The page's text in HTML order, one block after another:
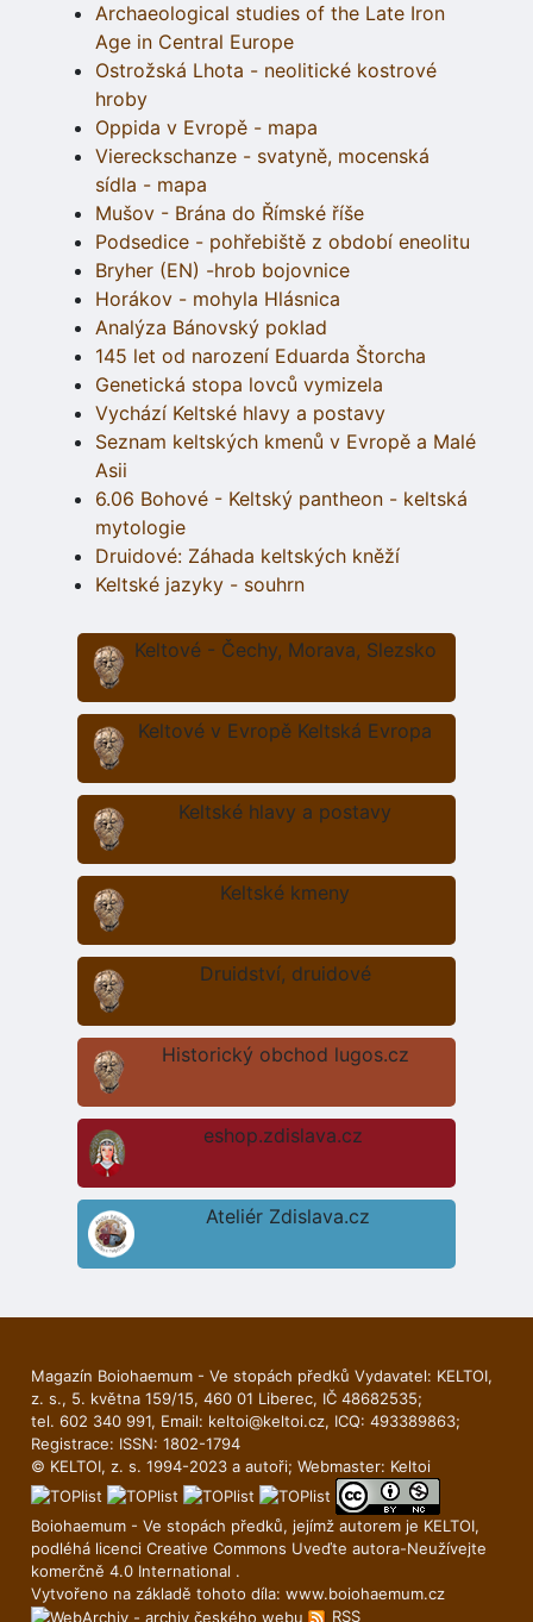
Archaeological studies of the Late Iron
Age in Central Europe
Ostrožská Lhota - neolitické kostrové
hroby
Oppida v Evropě - mapa
Viereckschanze - svatyně, mocenská
sídla - mapa
Mušov - Brána do Římské říše
Podsedice - pohřebiště z období eneolitu
Bryher (EN) -hrob bojovnice
Horákov - mohyla Hlásnica
Analýza Bánovský poklad
145 let od narození Eduarda Štorcha
Genetická stopa lovců vymizela
Vychází Keltské hlavy a postavy
Seznam keltských kmenů v Evropě a Malé
Asii
6.06 Bohové - Keltský pantheon - keltská
mytologie
Druidové: Záhada keltských kněží
Keltské jazyky - souhrn
Keltové - Čechy, Morava, Slezsko
Keltové v Evropě Keltská Evropa
Keltské hlavy a postavy
Keltské kmeny
Druidství, druidové
Historický obchod lugos.cz
eshop.zdislava.cz
Ateliér Zdislava.cz
Magazín Boiohaemum - Ve stopách předků Vydavatel: KELTOI,
z. s., 5. května 159/15, 460 01 Liberec, IČ 48682535;
tel. 602 340 991, Email: keltoi@keltoi.cz, ICQ: 493389863;
Registrace: ISSN: 1802-1794
© KELTOI, z. s. 1994-2023 a autoři; Webmaster: Keltoi
Boiohaemum - Ve stopách předků, jejímž autorem je KELTOI,
podléhá licenci Creative Commons Uveďte autora-Neuží­vejte
komerčně 4.0 International .
Vytvořeno na základě tohoto díla: www.boiohaemum.cz
RSS